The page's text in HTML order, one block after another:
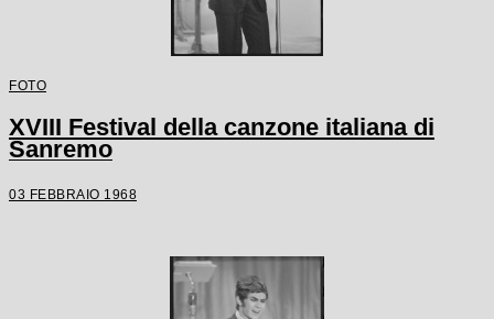
FOTO
XVIII Festival della canzone italiana di
Sanremo
03 FEBBRAIO 1968